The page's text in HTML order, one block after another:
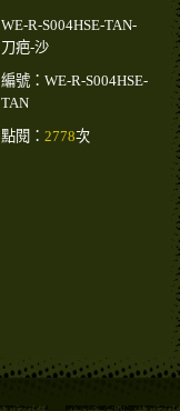
WE-R-S004HSE-TAN-
刀疤-沙
編號：WE-R-S004HSE-
TAN
點閱： 2778次